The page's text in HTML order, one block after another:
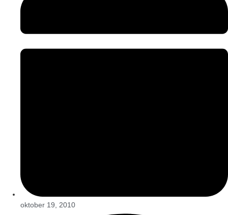
oktober 19, 2010